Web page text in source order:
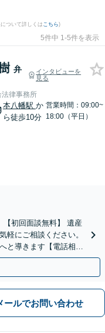
ついて詳しくはこちら)
5件中 1-5件を表示
弁
インタビューを
見る
法律事務所
本八幡駅 か
ら徒歩10分
営業時間：09:00~
18:00（平日）
【初回面談無料】 遺産
軽にご相談ください。
と導きます【電話相談
ールでお問い合わせ